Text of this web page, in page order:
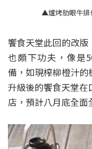
▲爐烤肋眼牛排
饗食天堂此回的改
也頗下功夫，像是
備，如現榨柳橙汁的
升級後的饗食天堂
店，預計八月底全面